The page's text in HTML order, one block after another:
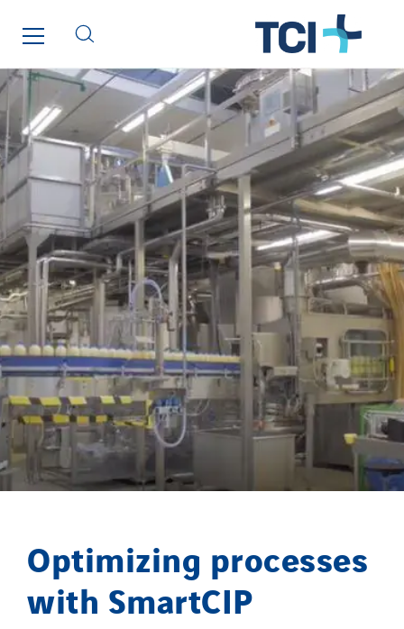
Optimizing processes
with SmartCIP
Guy Chatel
I.C.Entreprises
I.F.A.T
I2R
IDF Thermic
Imhoff
Initiative Commune Connectée
Innovative City Pack
Inspa-Pumpenservice
ITB
Jean Graniou
Kellal Maintenance
L’entreprise Electrique
Le Froid Provençal
Lee Sormea
Lesot
Lucitea Atlantique
Maksmacht